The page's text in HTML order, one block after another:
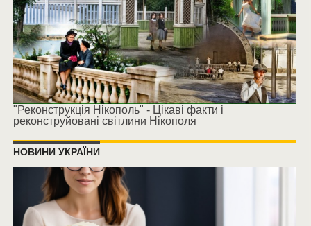
"Реконструкція Нікополь" - Цікаві факти і
реконструйовані світлини Нікополя
НОВИНИ УКРАЇНИ